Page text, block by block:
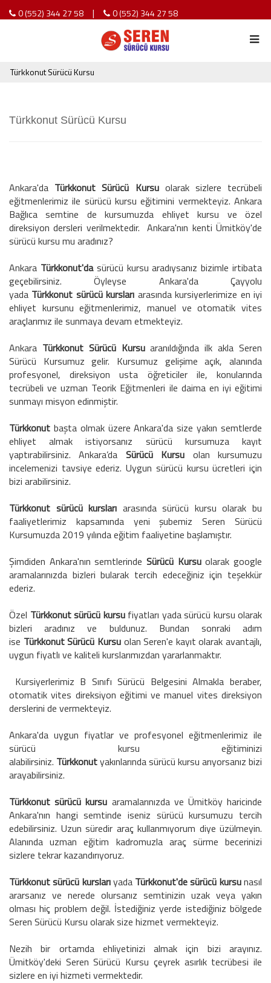
0 (552) 344 27 58 | 0 (552) 344 27 58
Türkkonut Sürücü Kursu
Türkkonut Sürücü Kursu
Ankara'da Türkkonut Sürücü Kursuolarak sizlere tecrübeli
eğitmenlerimiz ile sürücü kursu eğitimini vermekteyiz. Ankara
Bağlıca semtine de kursumuzda ehliyet kursu ve özel
direksiyon dersleri verilmektedir. Ankara'nın kenti Ümitköy'de
sürücü kursu mu aradınız?
Ankara Türkkonut'da sürücü kursu aradıysanız bizimle irtibata
geçebilirsiniz. Öyleyse Ankara'da Çayyolu
yada Türkkonut sürücü kursları arasında kursiyerlerimize en iyi
ehliyet kursunu eğitmenlerimiz, manuel ve otomatik vites
araçlarımız ile sunmaya devam etmekteyiz.
Ankara TürkkonutSürücü Kursuaranıldığında ilk akla Seren
Sürücü Kursumuz gelir. Kursumuz gelişime açık, alanında
profesyonel, direksiyon usta öğreticiler ile, konularında
tecrübeli ve uzman Teorik Eğitmenleri ile daima en iyi eğitimi
sunmayı misyon edinmiştir.
Türkkonut başta olmak üzere Ankara'da size yakın semtlerde
ehliyet almak istiyorsanız sürücü kursumuza kayıt
yaptırabilirsiniz. Ankara’da Sürücü Kursu olan kursumuzu
incelemenizi tavsiye ederiz. Uygun sürücü kursu ücretleri için
bizi arabilirsiniz.
Türkkonut sürücü kursları arasında sürücü kursu olarak bu
faaliyetlerimiz kapsamında yeni şubemiz Seren Sürücü
Kursumuzda 2019 yılında eğitim faaliyetine başlamıştır.
Şimdiden Ankara'nın semtlerinde Sürücü Kursuolarak google
aramalarınızda bizleri bularak tercih edeceğiniz için teşekkür
ederiz.
Özel Türkkonutsürücü kursufiyatları yada sürücü kursu olarak
bizleri aradınız ve buldunuz. Bundan sonraki adım
ise TürkkonutSürücü Kursu olan Seren'e kayıt olarak avantajlı,
uygun fiyatlı ve kaliteli kurslarımızdan yararlanmaktır.
Kursiyerlerimiz B Sınıfı Sürücü Belgesini Almakla beraber,
otomatik vites direksiyon eğitimi ve manuel vites direksiyon
derslerini de vermekteyiz.
Ankara'da uygun fiyatlar ve profesyonel eğitmenlerimiz ile
sürücü kursu eğitiminizi
alabilirsiniz. Türkkonutyakınlarında sürücü kursu arıyorsanız bizi
arayabilirsiniz.
Türkkonut sürücü kursu aramalarınızda ve Ümitköy haricinde
Ankara'nın hangi semtinde iseniz sürücü kursumuzu tercih
edebilirsiniz. Uzun süredir araç kullanmıyorum diye üzülmeyin.
Alanında uzman eğitim kadromuzla araç sürme becerinizi
sizlere tekrar kazandırıyoruz.
Türkkonutsürücü kurslarıyada Türkkonut'de sürücü kursunasıl
ararsanız ve nerede olursanız semtinizin uzak veya yakın
olması hiç problem değil. İstediğiniz yerde istediğiniz bölgede
Seren Sürücü Kursu olarak size hizmet vermekteyiz.
Nezih bir ortamda ehliyetinizi almak için bizi arayınız.
Ümitköy'deki Seren Sürücü Kursu çeyrek asırlık tecrübesi ile
sizlere en iyi hizmeti vermektedir.